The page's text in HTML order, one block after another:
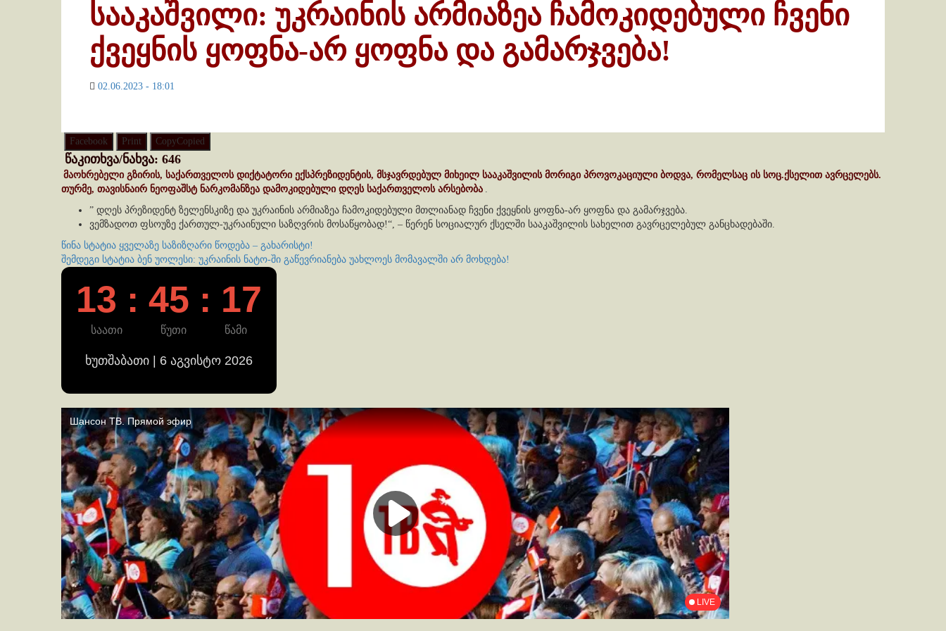
სააკაშვილი: უკრაინის არმიაზეა ჩამოკიდებული ჩვენი
ქვეყნის ყოფნა-არ ყოფნა და გამარჯვება!
02.06.2023 - 18:01
Facebook Print CopyCopied
წაკითხვა/ნახვა: 646
მაოხრებელი გზირის, საქართველოს დიქტატორი ექსპრეზიდენტის, მსჯავრდებულ მიხეილ სააკაშვილის მორიგი პროვოკაციული ბოდვა, რომელსაც ის სოც.ქსელით ავრცელებს.
თურმე, თავისნაირ ნეოფაშსტ ნარკომანზეა დამოკიდებული დღეს საქართველოს არსებობა
” დღეს პრეზიდენტ ზელენსკიზე და უკრაინის არმიაზეა ჩამოკიდებული მთლიანად ჩვენი ქვეყნის ყოფნა-არ ყოფნა და გამარჯვება.
ვემზადოთ ფსოუზე ქართულ-უკრაინული საზღვრის მოსაწყობად!“, – წერენ სოციალურ ქსელში სააკაშვილის სახელით გავრცელებულ განცხადებაში.
Continue
Reading
წინა სტატია ყველაზე საზიზღარი წოდება – გახარისტი!
შემდეგი სტატია ბენ უოლესი: უკრაინის ნატო-ში გაწევრიანება უახლოეს მომავალში არ მოხდება!
13 : 45 : 17
საათი წუთი წამი
ხუთშაბათი | 6 აგვისტო 2026